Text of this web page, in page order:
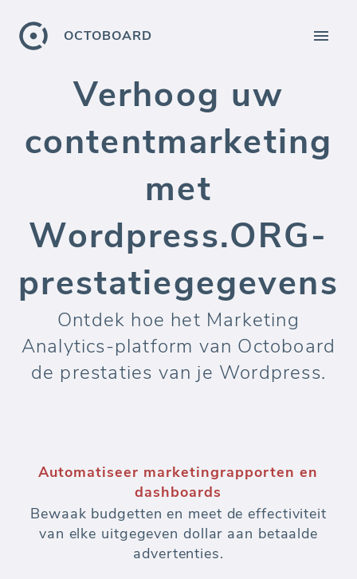
OCTOBOARD
Verhoog uw
contentmarketing
met
Wordpress.ORG-
prestatiegegevens
Ontdek hoe het Marketing
Analytics-platform van Octoboard
de prestaties van je Wordpress.
Automatiseer marketingrapporten en
dashboards
Bewaak budgetten en meet de effectiviteit
van elke uitgegeven dollar aan betaalde
advertenties.